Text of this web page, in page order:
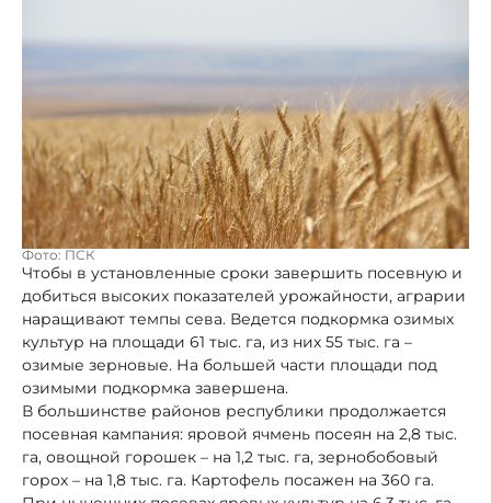
Фото: ПСК
Чтобы в установленные сроки завершить посевную и
добиться высоких показателей урожайности, аграрии
наращивают темпы сева. Ведется подкормка озимых
культур на площади 61 тыс. га, из них 55 тыс. га –
озимые зерновые. На большей части площади под
озимыми подкормка завершена.
В большинстве районов республики продолжается
посевная кампания: яровой ячмень посеян на 2,8 тыс.
га, овощной горошек – на 1,2 тыс. га, зернобобовый
горох – на 1,8 тыс. га. Картофель посажен на 360 га.